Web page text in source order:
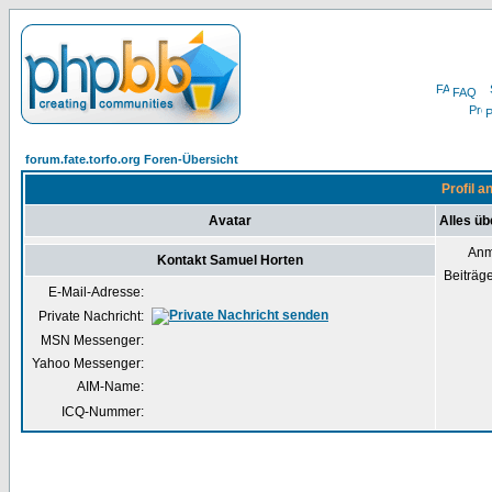
FAQ
forum.fate.torfo.org Foren-Übersicht
Profil
Avatar Alles
Kontakt Samuel Horten
E-Mail-Adresse:
Private Nachricht:
MSN Messenger:
Yahoo Messenger:
AIM-Name:
ICQ-Nummer: